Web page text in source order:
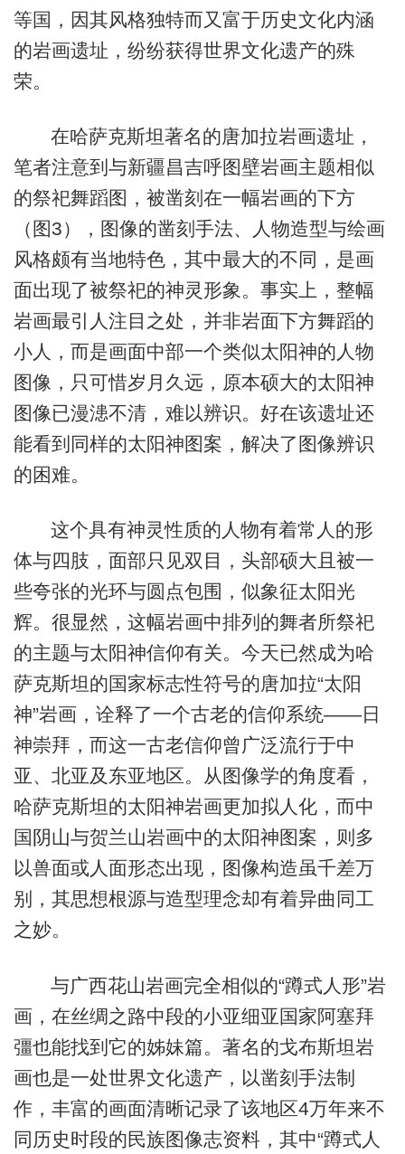
等国，因其风格独特而又富于历史文化内涵
的岩画遗址，纷纷获得世界文化遗产的殊
荣。
在哈萨克斯坦著名的唐加拉岩画遗址，
笔者注意到与新疆昌吉呼图壁岩画主题相似
的祭祀舞蹈图，被凿刻在一幅岩画的下方
（图3），图像的凿刻手法、人物造型与绘画
风格颇有当地特色，其中最大的不同，是画
面出现了被祭祀的神灵形象。事实上，整幅
岩画最引人注目之处，并非岩面下方舞蹈的
小人，而是画面中部一个类似太阳神的人物
图像，只可惜岁月久远，原本硕大的太阳神
图像已漫漶不清，难以辨识。好在该遗址还
能看到同样的太阳神图案，解决了图像辨识
的困难。
这个具有神灵性质的人物有着常人的形
体与四肢，面部只见双目，头部硕大且被一
些夸张的光环与圆点包围，似象征太阳光
辉。很显然，这幅岩画中排列的舞者所祭祀
的主题与太阳神信仰有关。今天已然成为哈
萨克斯坦的国家标志性符号的唐加拉“太阳
神”岩画，诠释了一个古老的信仰系统——日
神崇拜，而这一古老信仰曾广泛流行于中
亚、北亚及东亚地区。从图像学的角度看，
哈萨克斯坦的太阳神岩画更加拟人化，而中
国阴山与贺兰山岩画中的太阳神图案，则多
以兽面或人面形态出现，图像构造虽千差万
别，其思想根源与造型理念却有着异曲同工
之妙。
与广西花山岩画完全相似的“蹲式人形”岩
画，在丝绸之路中段的小亚细亚国家阿塞拜
彊也能找到它的姊妹篇。著名的戈布斯坦岩
画也是一处世界文化遗产，以凿刻手法制
作，丰富的画面清晰记录了该地区4万年来不
同历史时段的民族图像志资料，其中“蹲式人